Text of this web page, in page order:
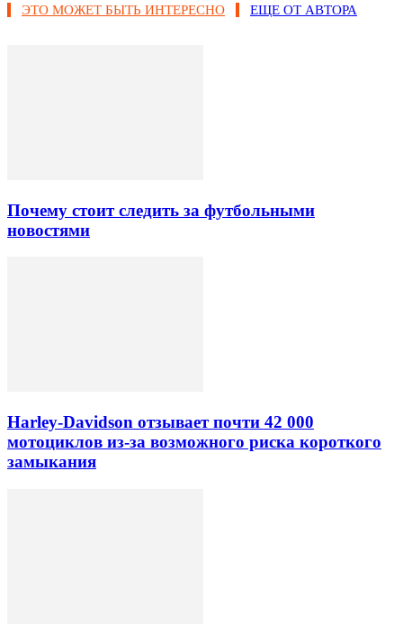
ЭТО МОЖЕТ БЫТЬ ИНТЕРЕСНО ЕЩЕ ОТ АВТОРА
Почему стоит следить за футбольными
новостями
Harley-Davidson отзывает почти 42 000
мотоциклов из-за возможного риска короткого
замыкания